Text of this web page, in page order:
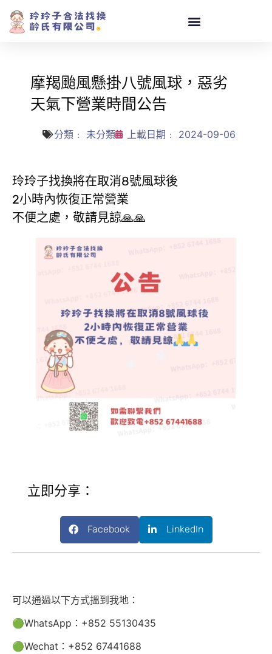
摩羯颱風懸掛八號風球，惡劣
天氣下營業時間公告
分類﹕ 未分類 上載日期﹕ 2024-09-06
玲玲子找換將在取消8號風球後
2小時內恢復正常營業
不便之處，敬請見諒🙏🙏
立即分享：
Facebook LinkedIn
可以通過以下方式搵到我地：
🟢WhatsApp：+852 55130435
🟢Wechat：+852 67441688